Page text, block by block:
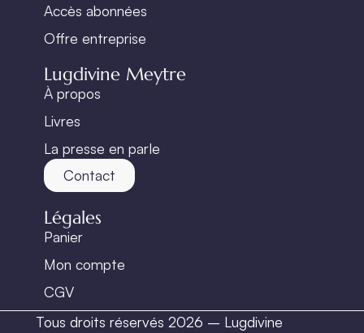
Accès abonnées
Offre entreprise
Lugdivine Meytre
À propos
Livres
La presse en parle
Contact
Légales
Panier
Mon compte
CGV
Tous droits réservés 2026 – Lugdivine